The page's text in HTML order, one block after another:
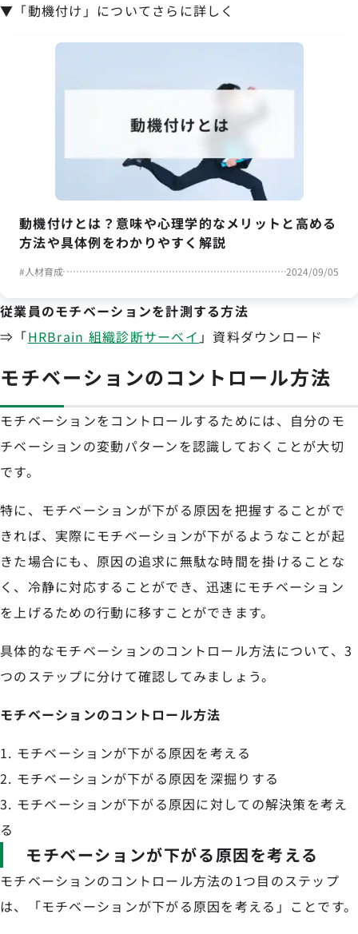
▼「動機付け」についてさらに詳しく
動機付けとは？意味や心理学的なメリットと高める
方法や具体例をわかりやすく解説
#人材育成 2024/09/05
従業員のモチベーションを計測する方法
⇒「HRBrain 組織診断サーベイ 」資料ダウンロード
モチベーションのコントロール方法
モチベーションをコントロールするためには、自分のモ
チベーションの変動パターンを認識しておくことが大切
です。
特に、モチベーションが下がる原因を把握することがで
きれば、実際にモチベーションが下がるようなことが起
きた場合にも、原因の追求に無駄な時間を掛けることな
く、冷静に対応することができ、迅速にモチベーション
を上げるための行動に移すことができます。
具体的なモチベーションのコントロール方法について、3
つのステップに分けて確認してみましょう。
モチベーションのコントロール方法
モチベーションが下がる原因を考える
モチベーションが下がる原因を深掘りする
モチベーションが下がる原因に対しての解決策を考え
る
モチベーションが下がる原因を考える
モチベーションのコントロール方法の1つ目のステップ
は、「モチベーションが下がる原因を考える」ことです。